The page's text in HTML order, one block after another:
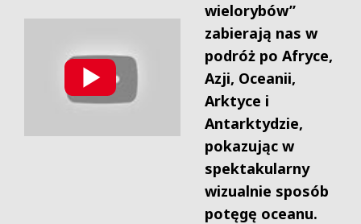
wielorybów”
zabierają nas w
podróż po Afryce,
Azji, Oceanii,
Arktyce i
Antarktydzie,
pokazując w
spektakularny
wizualnie sposób
potęgę oceanu.